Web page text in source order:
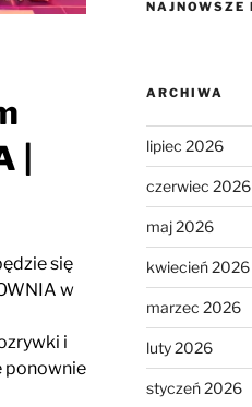
się
w
i
ponownie
NAJNOWSZE
ARCHIWA
lipiec 2026
czerwiec 2026
maj 2026
kwiecień 2026
marzec 2026
luty 2026
styczeń 2026